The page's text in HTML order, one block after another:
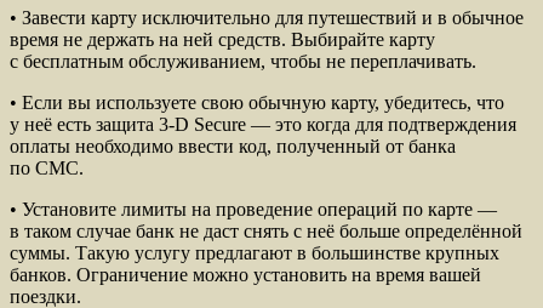
• Завести карту исключительно для путешествий и в обычное
время не держать на ней средств. Выбирайте карту
с бесплатным обслуживанием, чтобы не переплачивать.
• Если вы используете свою обычную карту, убедитесь, что
у неё есть защита 3-D Secure — это когда для подтверждения
оплаты необходимо ввести код, полученный от банка
по СМС.
• Установите лимиты на проведение операций по карте —
в таком случае банк не даст снять с неё больше определённой
суммы. Такую услугу предлагают в большинстве крупных
банков. Ограничение можно установить на время вашей
поездки.